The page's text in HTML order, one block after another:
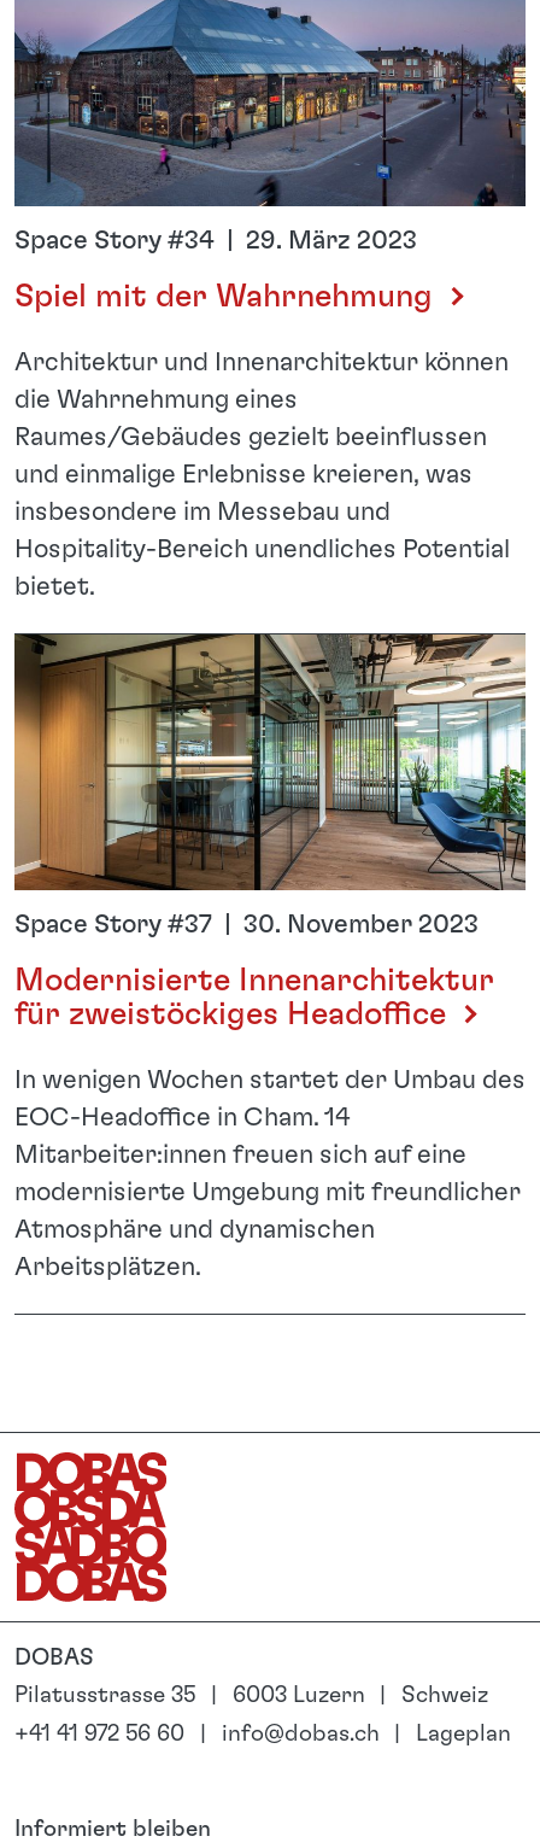
Space Story #34 | 29. März 2023
Spiel mit der Wahrnehmung
Architektur und Innenarchitektur können
die Wahrnehmung eines
Raumes/Gebäudes gezielt beeinflussen
und einmalige Erlebnisse kreieren, was
insbesondere im Messebau und
Hospitality-Bereich unendliches Potential
bietet.
Space Story #37 | 30. November 2023
Modernisierte Innenarchitektur
für zweistöckiges Headoffice
In wenigen Wochen startet der Umbau des
EOC-Headoffice in Cham. 14
Mitarbeiter:innen freuen sich auf eine
modernisierte Umgebung mit freundlicher
Atmosphäre und dynamischen
Arbeitsplätzen.
DOBAS
Pilatusstrasse 35
6003 Luzern
Schweiz
+41 41 972 56 60
info@dobas.ch Lageplan
Informiert bleiben